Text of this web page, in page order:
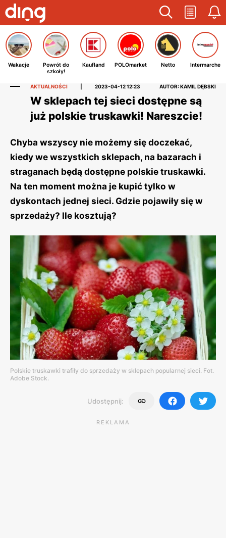
Wakacje
Powrót do
szkoły!
Kaufland POLOmarket Netto Intermarche
AKTUALNOŚCI 2023-04-12 12:23 AUTOR: KAMIL DĘBSKI
W sklepach tej sieci dostępne są
już polskie truskawki! Nareszcie!
Chyba wszyscy nie możemy się doczekać,
kiedy we wszystkich sklepach, na bazarach i
straganach będą dostępne polskie truskawki.
Na ten moment można je kupić tylko w
dyskontach jednej sieci. Gdzie pojawiły się w
sprzedaży? Ile kosztują?
Polskie truskawki trafiły do sprzedaży w sklepach popularnej sieci. Fot.
Adobe Stock.
Udostępnij:
REKLAMA